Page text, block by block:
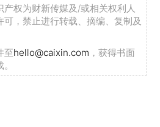
权为财新传媒及/或相关权利人
，禁止进行转载、摘编、复制及
至hello@caixin.com ，获得书面